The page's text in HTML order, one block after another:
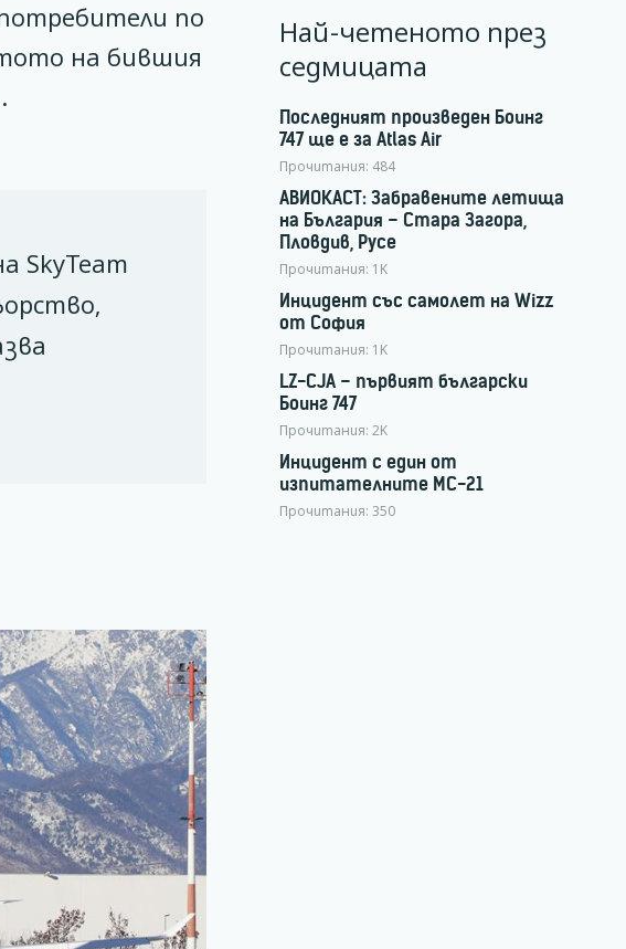
по
на бившия
SkyTeam
Най-четеното през
седмицата
Последният произведен Боинг
747 ще е за Atlas Air
Прочитания: 484
АВИОКАСТ: Забравените летища
на България – Стара Загора,
Пловдив, Русе
Прочитания: 1K
Инцидент със самолет на Wizz
от София
Прочитания: 1K
LZ-CJA – първият български
Боинг 747
Прочитания: 2K
Инцидент с един от
изпитателните МС-21
Прочитания: 350